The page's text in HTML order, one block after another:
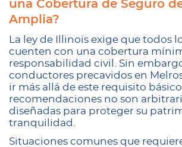
una Cobertura de Seguro
Amplia?
La ley de Illinois exige que todos
cuenten con una cobertura
responsabilidad civil. Sin
conductores precavidos en
ir más allá de este requisito
recomendaciones no son
diseñadas para proteger su
tranquilidad.
Situaciones comunes que